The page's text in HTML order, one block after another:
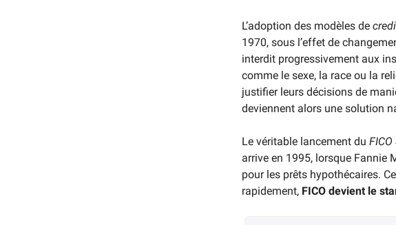
L’adoption des modèles de
1970, sous l’effet de
interdit progressivement aux
comme le sexe, la race ou la
justifier leurs décisions de
deviennent alors une solution
Le véritable lancement du FICO
arrive en 1995, lorsque Fannie
pour les prêts hypothécaires.
rapidement, FICO devient le